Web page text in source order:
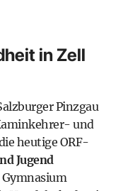
in Zell
Pinzgau
und
heutige ORF-
Jugend